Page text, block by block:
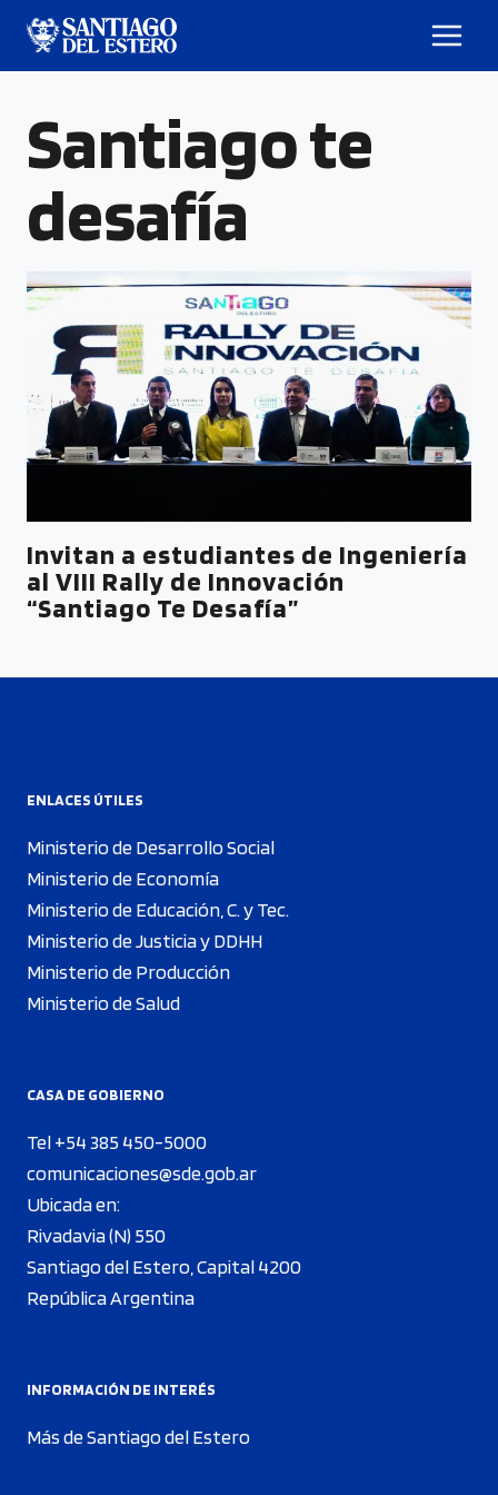
Santiago te
desafía
Invitan a estudiantes de Ingeniería
al VIII Rally de Innovación
“Santiago Te Desafía”
ENLACES ÚTILES
Ministerio de Desarrollo Social
Ministerio de Economía
Ministerio de Educación, C. y Tec.
Ministerio de Justicia y DDHH
Ministerio de Producción
Ministerio de Salud
CASA DE GOBIERNO
Tel +54 385 450-5000
comunicaciones@sde.gob.ar
Ubicada en:
Rivadavia (N) 550
Santiago del Estero, Capital 4200
República Argentina
INFORMACIÓN DE INTERÉS
Más de Santiago del Estero